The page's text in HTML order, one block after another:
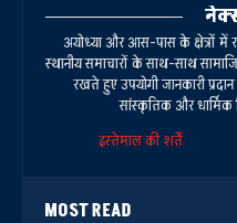
अयोध्या और आस-पास के क्षेत्रों में
स्थानीय समाचारों के साथ-साथ
रखते हुए उपयोगी जानकारी
सांस्कृतिक और धार्मिक
इस्तेमाल की शर्तें
MOST READ